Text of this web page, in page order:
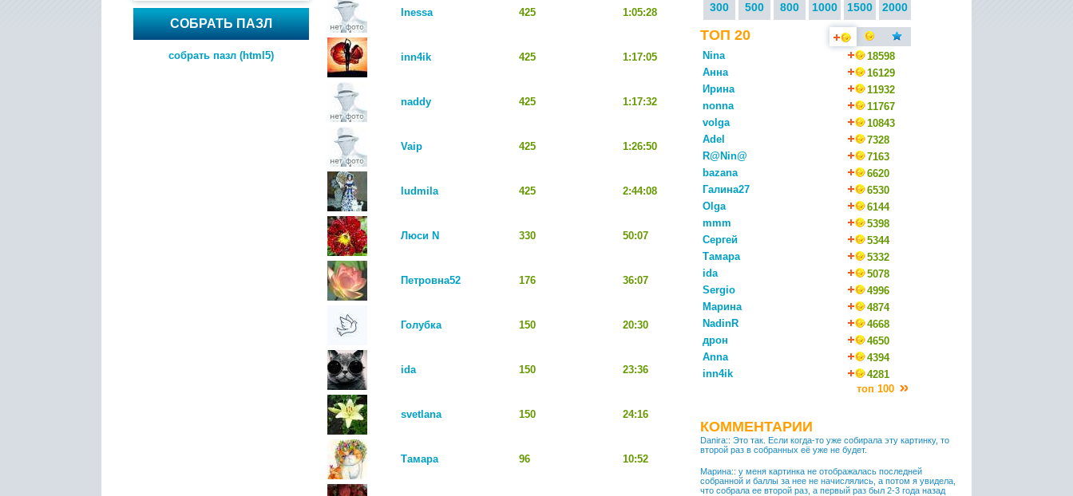
СОБРАТЬ ПАЗЛ
собрать пазл (html5)
Inessa 425 1:05:28
inn4ik 425 1:17:05
naddy 425 1:17:32
Vaip 425 1:26:50
ludmila 425 2:44:08
Люси N 330 50:07
Петровна52 176 36:07
Голубка 150 20:30
ida 150 23:36
svetlana 150 24:16
Тамара 96 10:52
300 500 800 1000 1500 2000
ТОП 20
Nina
18598
Анна
16129
Ирина
11932
nonna
11767
volga
10843
Adel
7328
R@Nin@
7163
bazana
6620
Галина27
6530
Olga
6144
mmm
5398
Сергей
5344
Тамара
5332
ida
5078
Sergio
4996
Марина
4874
NadinR
4668
дрон
4650
Anna
4394
inn4ik
4281
топ 100
КОММЕНТАРИИ
Danira:: Это так. Если когда-то уже собирала эту картинку, то
второй раз в собранных её уже не будет.
Марина:: у меня картинка не отображалась последней
собранной и баллы за нее не начислялись, а потом я увидела,
что собрала ее второй раз, а первый раз был 2-3 года назад